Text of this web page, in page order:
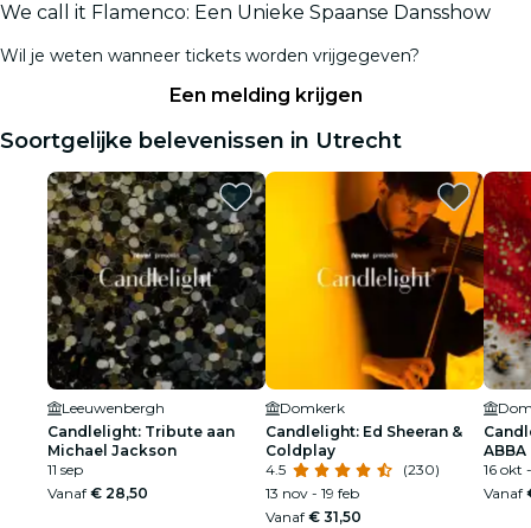
We call it Flamenco: Een Unieke Spaanse Dansshow
Wil je weten wanneer tickets worden vrijgegeven?
Een melding krijgen
Soortgelijke belevenissen in Utrecht
Leeuwenbergh
Candlelight: Tribute aan
Michael Jackson
11 sep
Vanaf € 28,50
Domkerk
Candlelight: Ed Sheeran &
Coldplay
4.5
(230)
13 nov - 19 feb
Vanaf € 31,50
ABBA
16 okt
Vanaf